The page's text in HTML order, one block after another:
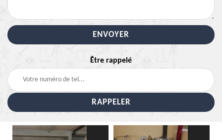
Être rappelé